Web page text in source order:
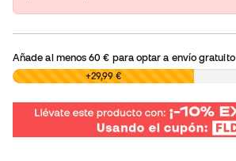
Añade al menos60 € para optar a envío gratuito
0,00 € +29,99 €